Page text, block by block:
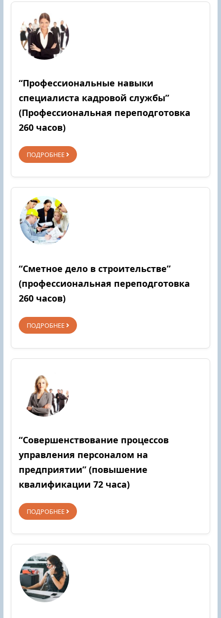
“Профессиональные навыки
специалиста кадровой службы”
(Профессиональная переподготовка
260 часов)
ПОДРОБНЕЕ
“Сметное дело в строительстве”
(профессиональная переподготовка
260 часов)
ПОДРОБНЕЕ
“Совершенствование процессов
управления персоналом на
предприятии” (повышение
квалификации 72 часа)
ПОДРОБНЕЕ